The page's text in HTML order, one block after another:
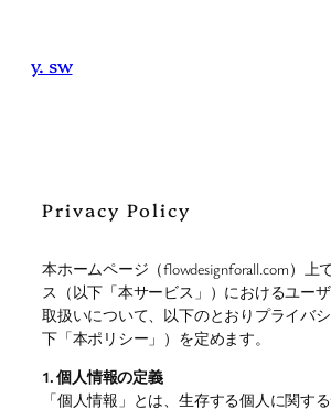
y. sw
Privacy Policy
本ホームページ（flowdesignforall.com）上
ス（以下「本サービス」）におけるユー
取扱いについて、以下のとおりプライバ
下「本ポリシー」）を定めます。
1. 個人情報の定義
「個人情報」とは、生存する個人に関す